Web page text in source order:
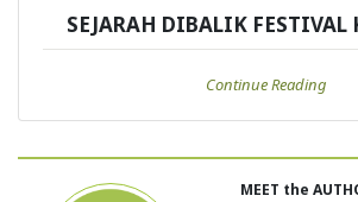
SEJARAH DIBALIK FESTIVAL
Continue Reading
MEET the